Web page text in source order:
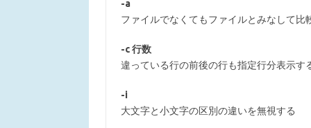
-a
ファイルでなくてもファイルとみなして比
-c 行数
違っている行の前後の行も指定行分表示す
-i
大文字と小文字の区別の違いを無視する